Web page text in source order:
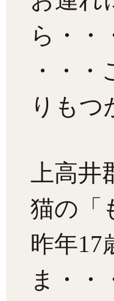
ら・・
・・
りもつ
上高
猫の「
昨年17
ま・・